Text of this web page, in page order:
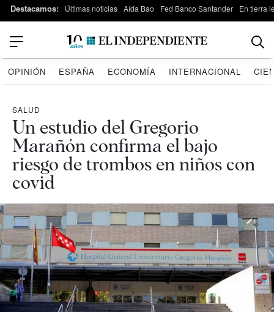
Destacamos: Últimas noticias Aída Bao Fed Banco Santander En tierra
OPINIÓN ESPAÑA ECONOMÍA INTERNACIONAL
SALUD
Un estudio del Gregorio
Marañón confirma el bajo
riesgo de trombos en niños con
covid